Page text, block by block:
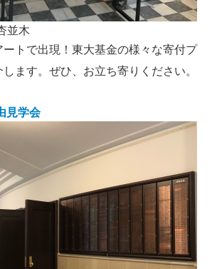
並木
トで出現！東大基金の様々な寄付プ
ます。ぜひ、お立ち寄りください。
見学会